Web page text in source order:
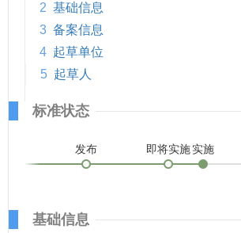
2 基础信息
3 备案信息
4 起草单位
5 起草人
标准状态
发布 即将实施实施
基础信息